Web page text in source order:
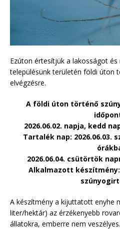
Ezúton értesítjük a lakosságot
településünk területén földi úton
elvégzésre.
A földi úton történő
2026.06.02. napja, kedd
Tartalék nap: 2026.06.03.
2026.06.04. csütörtök
Alkalmazott készítmény:
A készítmény a kijuttatott enyhe
liter/hektár) az érzékenyebb
állatokra, emberre nem